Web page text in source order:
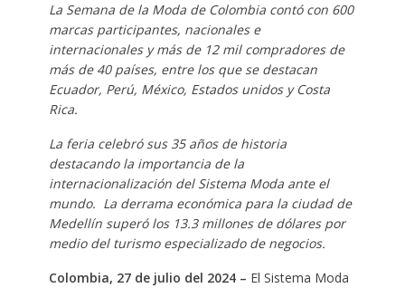
La Semana de la Moda de Colombia contó con 600
marcas participantes, nacionales e
internacionales y más de 12 mil compradores de
más de 40 países, entre los que se destacan
Ecuador, Perú, México, Estados unidos y Costa
Rica.
La feria celebró sus 35 años de historia
destacando la importancia de la
internacionalización del Sistema Moda ante el
mundo. La derrama económica para la ciudad de
Medellín superó los 13.3 millones de dólares por
medio del turismo especializado de negocios.
Colombia, 27 de julio del 2024 – El Sistema Moda